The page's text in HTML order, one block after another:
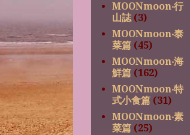
MOONmoon‧行
山誌 (3)
MOONmoon‧泰
菜篇 (45)
MOONmoon‧海
鮮篇 (162)
MOONmoon‧特
式小食篇 (31)
MOONmoon‧素
菜篇 (25)